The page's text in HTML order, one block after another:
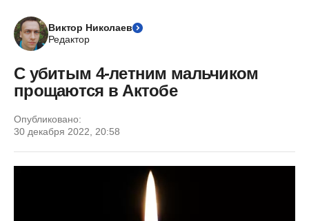
Виктор Николаев
Редактор
С убитым 4-летним мальчиком
прощаются в Актобе
Опубликовано:
30 декабря 2022, 20:58